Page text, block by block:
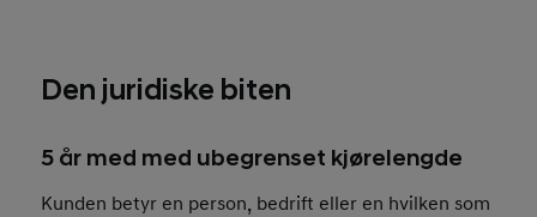
Den juridiske biten
5 år med med ubegrenset kjørelengde
Kunden betyr en person, bedrift eller en hvilken som